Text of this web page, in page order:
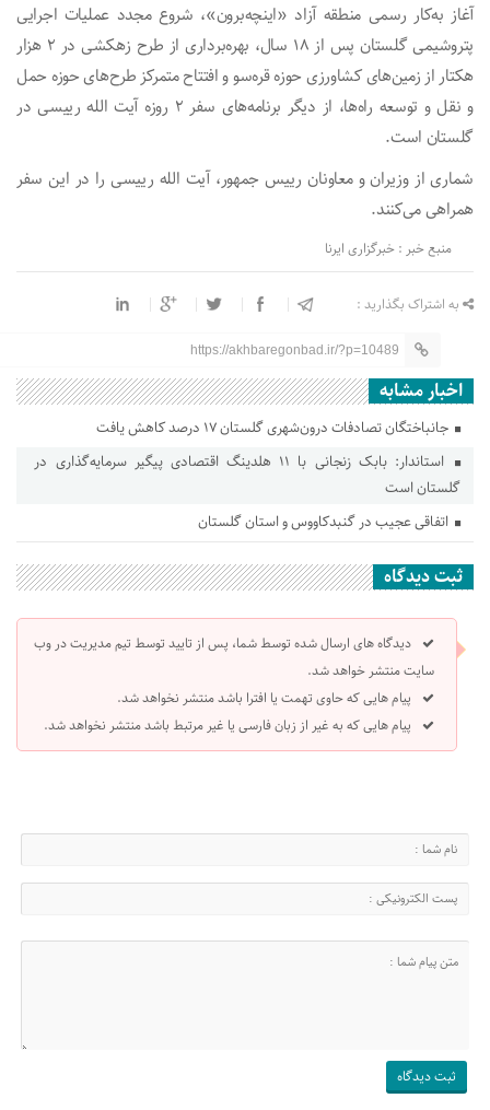
آغاز به‌کار رسمی منطقه آزاد «اینچه‌برون»، شروع مجدد عملیات اجرایی
پتروشیمی گلستان پس از ۱۸ سال، بهره‌برداری از طرح زهکشی در ۲ هزار
هکتار از زمین‌های کشاورزی حوزه قره‌سو و افتتاح متمرکز طرح‌های حوزه حمل
و نقل و توسعه راه‌ها، از دیگر برنامه‌های سفر ۲ روزه آیت الله رییسی در
گلستان است.
شماری از وزیران و معاونان رییس جمهور، آیت الله رییسی را در این سفر
همراهی می‌کنند.
منبع خبر : خبرگزاری ایرنا
به اشتراک بگذارید :
https://akhbaregonbad.ir/?p=10489
اخبار مشابه
جانباختگان تصادفات درون‌شهری گلستان ۱۷ درصد کاهش یافت
استاندار: بابک زنجانی با ۱۱ هلدینگ اقتصادی پیگیر سرمایه‌گذاری در
گلستان است
اتفاقی عجیب در‌ گنبدکاووس و استان گلستان
ثبت دیدگاه
دیدگاه های ارسال شده توسط شما، پس از تایید توسط تیم مدیریت در وب
سایت منتشر خواهد شد.
پیام هایی که حاوی تهمت یا افترا باشد منتشر نخواهد شد.
پیام هایی که به غیر از زبان فارسی یا غیر مرتبط باشد منتشر نخواهد شد.